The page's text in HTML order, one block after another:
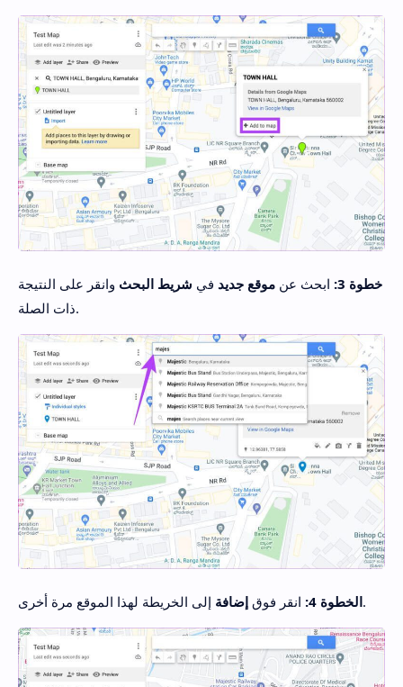
خطوة 3: ابحث عن موقع جديد في شريط البحث وانقر على النتيجة
ذات الصلة.
الخطوة 4: انقر فوق إضافة إلى الخريطة لهذا الموقع مرة أخرى.